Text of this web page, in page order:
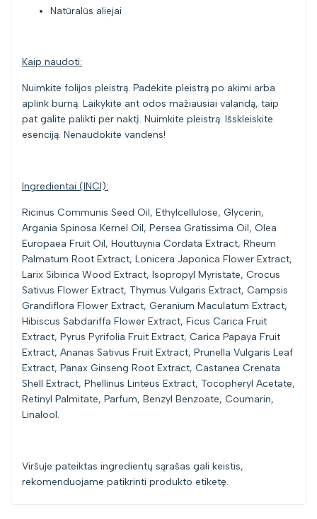
Natūralūs aliejai
Kaip naudoti:
Nuimkite folijos pleistrą. Padėkite pleistrą po akimi arba
aplink burną. Laikykite ant odos mažiausiai valandą, taip
pat galite palikti per naktį. Nuimkite pleistrą. Išskleiskite
esenciją. Nenaudokite vandens!
Ingredientai (INCI):
Ricinus Communis Seed Oil, Ethylcellulose, Glycerin,
Argania Spinosa Kernel Oil, Persea Gratissima Oil, Olea
Europaea Fruit Oil, Houttuynia Cordata Extract, Rheum
Palmatum Root Extract, Lonicera Japonica Flower Extract,
Larix Sibirica Wood Extract, Isopropyl Myristate, Crocus
Sativus Flower Extract, Thymus Vulgaris Extract, Campsis
Grandiflora Flower Extract, Geranium Maculatum Extract,
Hibiscus Sabdariffa Flower Extract, Ficus Carica Fruit
Extract, Pyrus Pyrifolia Fruit Extract, Carica Papaya Fruit
Extract, Ananas Sativus Fruit Extract, Prunella Vulgaris Leaf
Extract, Panax Ginseng Root Extract, Castanea Crenata
Shell Extract, Phellinus Linteus Extract, Tocopheryl Acetate,
Retinyl Palmitate, Parfum, Benzyl Benzoate, Coumarin,
Linalool.
Viršuje pateiktas ingredientų sąrašas gali keistis,
rekomenduojame patikrinti produkto etiketę.